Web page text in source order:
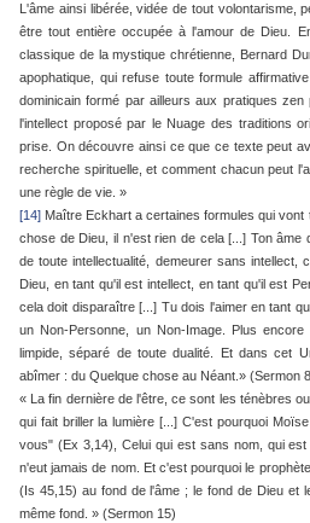
L'âme ainsi libérée, vidée de tout volontarisme,
être tout entière occupée à l'amour de Dieu.
classique de la mystique chrétienne, Bernard
apophatique, qui refuse toute formule
dominicain formé par ailleurs aux pratiques
l'intellect proposé par le Nuage des traditions
prise. On découvre ainsi ce que ce texte peut
recherche spirituelle, et comment chacun peut
une règle de vie. »
[14] Maître Eckhart a certaines formules qui
chose de Dieu, il n'est rien de cela [...] Ton âme
de toute intellectualité, demeurer sans
Dieu, en tant qu'il est intellect, en tant qu'il est
cela doit disparaître [...] Tu dois l'aimer en tant
un Non-Personne, un Non-Image. Plus
limpide, séparé de toute dualité. Et dans cet
abîmer : du Quelque chose au Néant.» (Sermon
« La fin dernière de l'être, ce sont les ténèbres
qui fait briller la lumière [...] C'est pourquoi
vous" (Ex 3,14), Celui qui est sans nom, qui
n'eut jamais de nom. Et c'est pourquoi le
(Is 45,15) au fond de l'âme ; le fond de Dieu et
même fond. » (Sermon 15)